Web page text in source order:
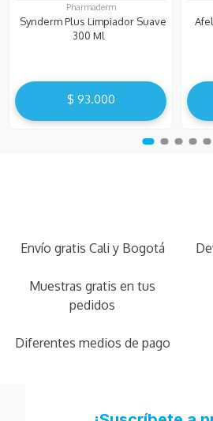
Pharmaderm
Synderm Plus Limpiador Suave
300 Ml
$ 93.000
Envío gratis Cali y Bogotá
Muestras gratis en tus
pedidos
Diferentes medios de pago